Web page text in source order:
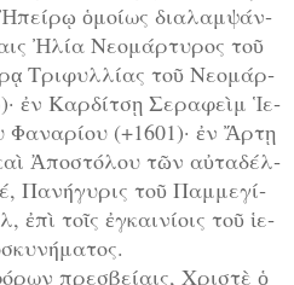
Ἠ­πεί­ρῳ ὁ­μοί­ως δι­α­λαμ­ψάν­
Ἠ­λί­α Νε­ο­μάρ­τυ­ρος τοῦ
Τρι­φυλ­λί­ας τοῦ Νε­ο­μάρ­
ἐν Καρ­δίτ­σῃ Σε­ρα­φεὶμ Ἱ­ε­
(+1601)· ἐν Ἄρ­τῃ
Ἀ­πο­στό­λου τῶν αὐ­τα­δέλ­
Πα­νή­γυ­ρις τοῦ Παμ­με­γί­
τοῖς ἐγ­και­νί­οις τοῦ ἱ­ε­
πρε­σβεί­αις, Χρι­στὲ ὁ